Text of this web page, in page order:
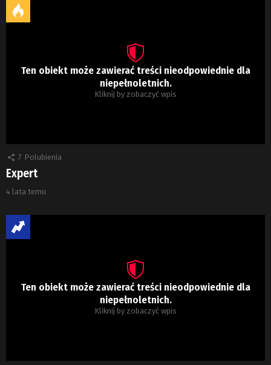
Ten obiekt może zawierać treści nieodpowiednie dla
niepełnoletnich.
Kliknij by zobaczyć wpis
7 Polubienia
Expert
4 lata temu
Ten obiekt może zawierać treści nieodpowiednie dla
niepełnoletnich.
Kliknij by zobaczyć wpis